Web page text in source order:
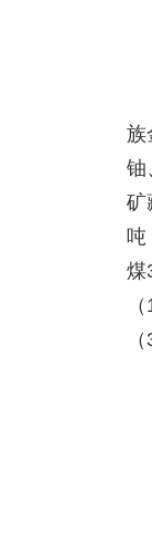
族
铀
矿
吨
煤